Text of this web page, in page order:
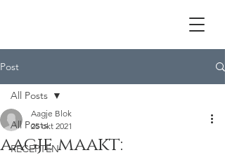
Post
All Posts
RECEPTEN
All Posts
aagje maakt:
Aagje Blok
25 okt 2021